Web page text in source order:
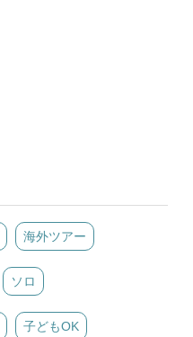
海外ツアー
ソロ
子どもOK